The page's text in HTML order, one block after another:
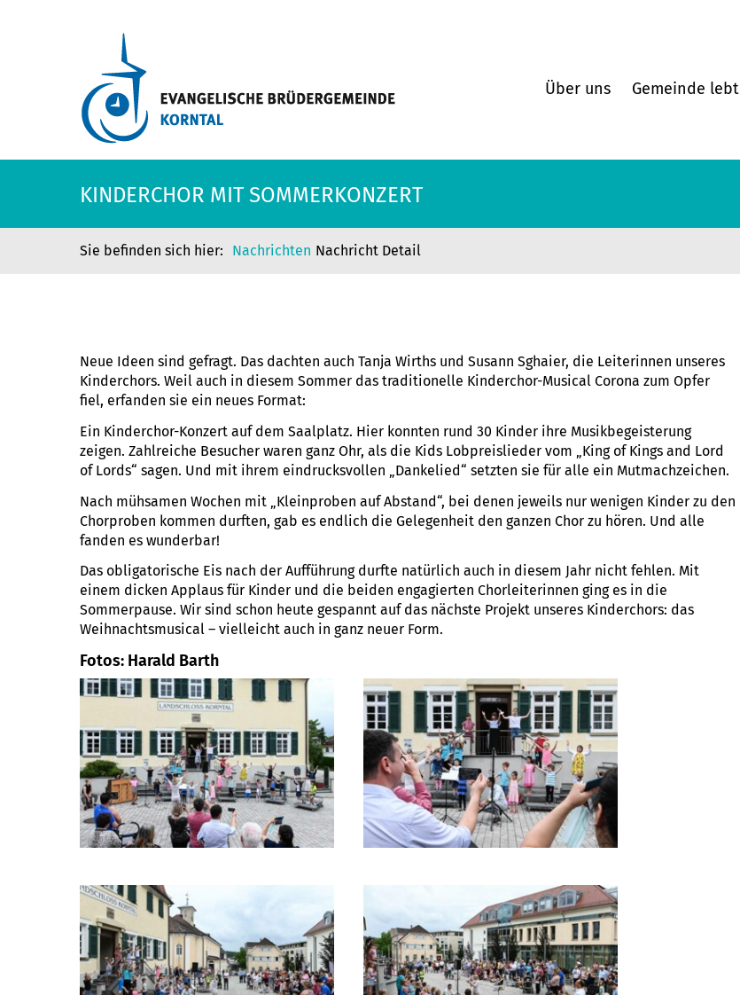
Über uns Gemeinde lebt
KINDERCHOR MIT SOMMERKONZERT
Nachrichten Nachricht Detail
Neue Ideen sind gefragt. Das dachten auch Tanja Wirths und Susann Sghaier, die Leiterinnen unseres
Kinderchors. Weil auch in diesem Sommer das traditionelle Kinderchor-Musical Corona zum Opfer
fiel, erfanden sie ein neues Format:
Ein Kinderchor-Konzert auf dem Saalplatz. Hier konnten rund 30 Kinder ihre Musikbegeisterung
zeigen. Zahlreiche Besucher waren ganz Ohr, als die Kids Lobpreislieder vom „King of Kings and Lord
of Lords“ sagen. Und mit ihrem eindrucksvollen „Dankelied“ setzten sie für alle ein Mutmachzeichen.
Nach mühsamen Wochen mit „Kleinproben auf Abstand“, bei denen jeweils nur wenigen Kinder zu den
Chorproben kommen durften, gab es endlich die Gelegenheit den ganzen Chor zu hören. Und alle
fanden es wunderbar!
Das obligatorische Eis nach der Aufführung durfte natürlich auch in diesem Jahr nicht fehlen. Mit
einem dicken Applaus für Kinder und die beiden engagierten Chorleiterinnen ging es in die
Sommerpause. Wir sind schon heute gespannt auf das nächste Projekt unseres Kinderchors: das
Weihnachtsmusical – vielleicht auch in ganz neuer Form.
Fotos: Harald Barth